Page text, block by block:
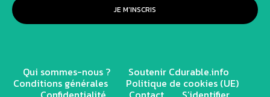
JE M'INSCRIS
Qui sommes-nous ? Soutenir Cdurable.info
Conditions générales Politique de cookies (UE)